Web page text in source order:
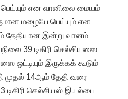
பெய்யும் என வானிலை மையம்
மழையே பெய்யும் என
தேதியான இன்று வானம்
39 டிகிரி செல்சியஸை
ஒட்டியும் இருக்கக் கூடும்
முதல் 14ஆம் தேதி வரை
டிகிரி செல்சியஸ் இயல்பை